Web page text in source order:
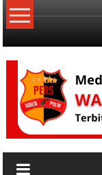
Lompat
ke
NKRI